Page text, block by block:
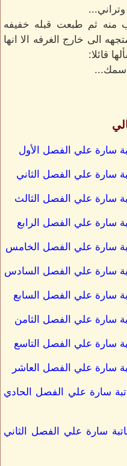
منه ثم طبعت قبله خفيفه
الى خارج الغرفه الا انها
قائلا:
سارة علي الفصل الأول
سارة علي الفصل الثاني
سارة علي الفصل الثالث
سارة علي الفصل الرابع
سارة علي الفصل الخامس
سارة علي الفصل السادس
سارة علي الفصل السابع
سارة علي الفصل الثامن
سارة علي الفصل التاسع
سارة علي الفصل العاشر
سارة علي الفصل الحادي
سارة علي الفصل الثاني